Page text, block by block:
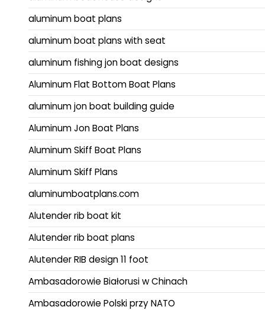
aluminum boat plans
aluminum boat plans with seat
aluminum fishing jon boat designs
Aluminum Flat Bottom Boat Plans
aluminum jon boat building guide
Aluminum Jon Boat Plans
Aluminum Skiff Boat Plans
Aluminum Skiff Plans
aluminumboatplans.com
Alutender rib boat kit
Alutender rib boat plans
Alutender RIB design 11 foot
Ambasadorowie Białorusi w Chinach
Ambasadorowie Polski przy NATO